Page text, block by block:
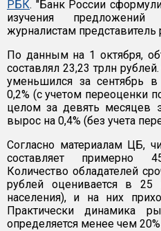
РБК. "Банк России
изучения
журналистам представитель
По данным на 1 октября,
составлял 23,23 трлн
уменьшился за сентябрь
0,2% (с учетом переоценки
целом за девять месяцев
вырос на 0,4% (без учета
Согласно материалам ЦБ,
составляет примерно
Количество обладателей
рублей оценивается в 25
населения), и на них
Практически динамика
определяется менее чем